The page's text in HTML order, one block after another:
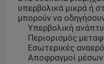
υπερβολικά μικρά ή
μπορούν να
Υπερβολική
Περιορισμός
Εσωτερικές
Αποφραγμοί μέσων